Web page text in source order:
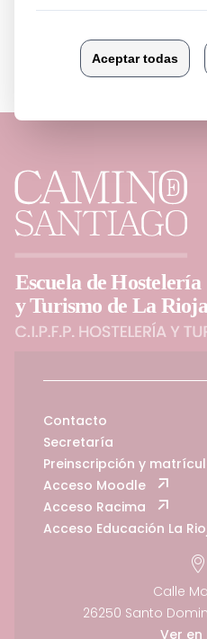
Contacto
Secretaría
Preinscripción y
Acceso Moodle
Acceso Racima
Acceso Educación La
Calle
26250 Santo
Ver en